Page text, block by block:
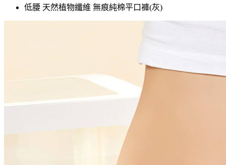
低腰 天然植物纖維 無痕純棉平口褲(灰)